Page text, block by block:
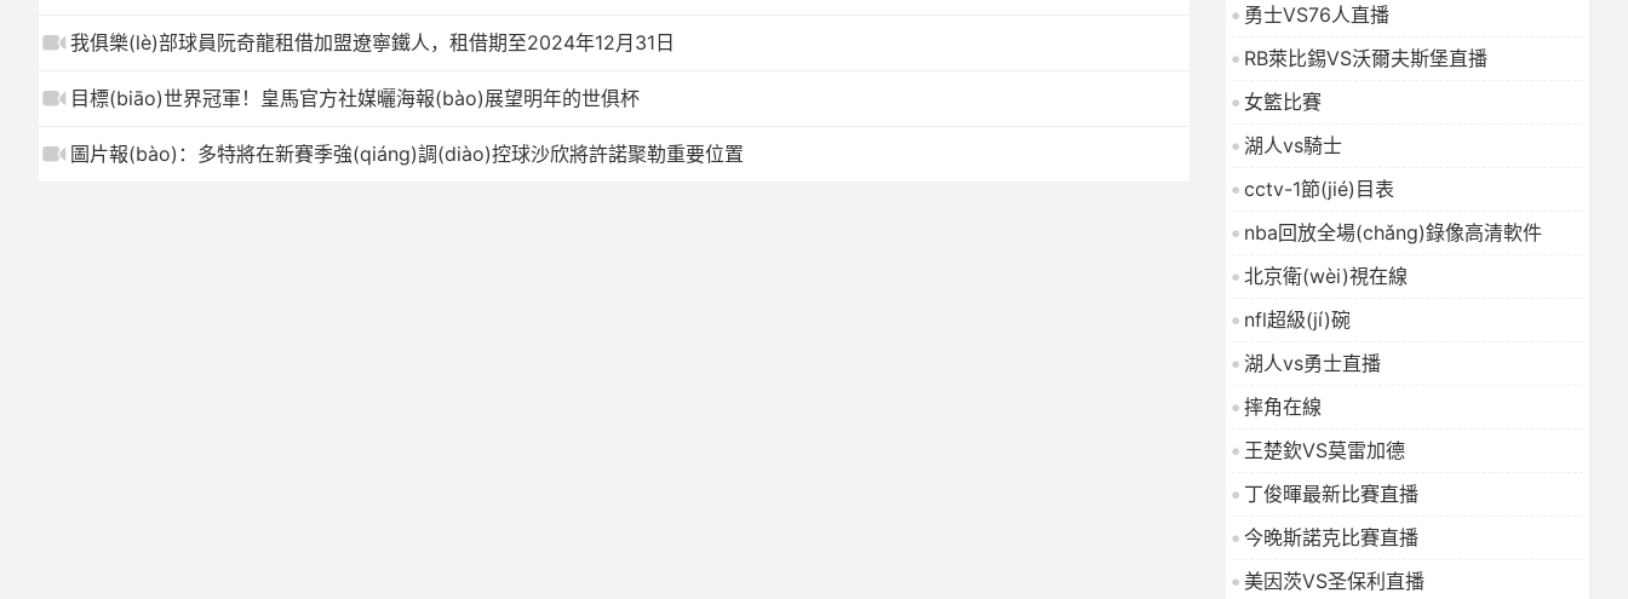
我俱樂(lè)部球員阮奇龍租借加盟遼寧鐵人，租借期至2024年12月31日
目標(biāo)世界冠軍！皇馬官方社媒曬海報(bào)展望明年的世俱杯
圖片報(bào)：多特將在新賽季強(qiáng)調(diào)控球沙欣將許諾聚勒重要位置
勇士VS76人直播
RB萊比錫VS沃爾夫斯堡直播
女籃比賽
湖人vs騎士
cctv-1節(jié)目表
nba回放全場(chǎng)錄像高清軟件
北京衛(wèi)視在線
nfl超級(jí)碗
湖人vs勇士直播
摔角在線
王楚欽VS莫雷加德
丁俊暉最新比賽直播
今晚斯諾克比賽直播
美因茨VS圣保利直播